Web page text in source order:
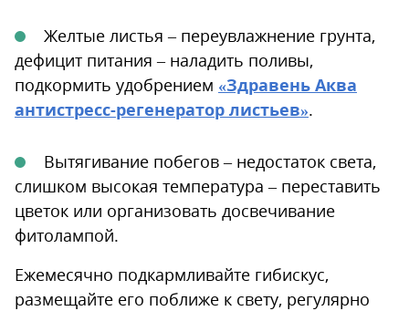
Желтые листья – переувлажнение грунта,
дефицит питания – наладить поливы,
подкормить удобрением «Здравень Аква
антистресс-регенератор листьев».
Вытягивание побегов – недостаток света,
слишком высокая температура – переставить
цветок или организовать досвечивание
фитолампой.
Ежемесячно подкармливайте гибискус,
размещайте его поближе к свету, регулярно